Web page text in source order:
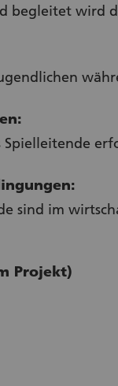
begleitet wird
sind im
Projekt)